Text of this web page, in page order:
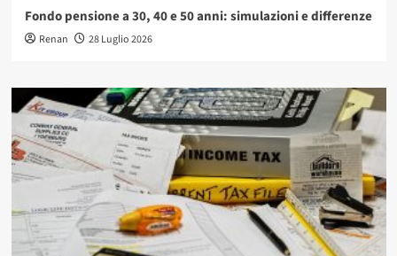
Fondo pensione a 30, 40 e 50 anni: simulazioni e differenze
Renan 28 Luglio 2026